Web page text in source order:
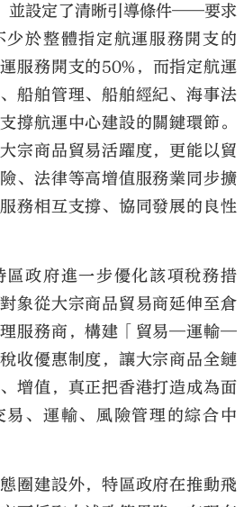
並設定了清晰引導條件——要求
於整體指定航運服務開支的
服務開支的50%，而指定航運
船舶管理、船舶經紀、海事法
撐航運中心建設的關鍵環節。
宗商品貿易活躍度，更能以貿
、法律等高增值服務業同步擴
務相互支撐、協同發展的良性
區政府進一步優化該項稅務措
象從大宗商品貿易商延伸至倉
服務商，構建「貿易—運輸—
收優惠制度，讓大宗商品全鏈
增值，真正把香港打造成為面
易、運輸、風險管理的綜合中
圈建設外，特區政府在推動飛